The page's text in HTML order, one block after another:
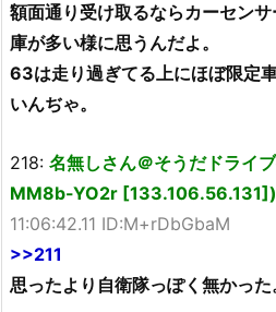
額面通り受け取るならカーセン
庫が多い様に思うんだよ。
63は走り過ぎてる上にほぼ限定
いんぢゃ。
218: 名無しさん＠そうだドライ
MM8b-YO2r [133.106.56.131])
11:06:42.11 ID:M+rDbGbaM
>>211
思ったより自衛隊っぽく無かった